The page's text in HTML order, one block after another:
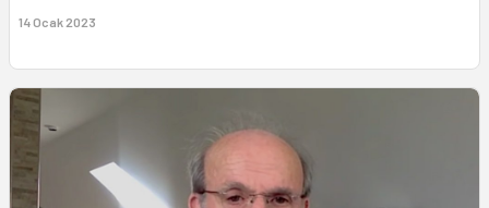
14 Ocak 2023